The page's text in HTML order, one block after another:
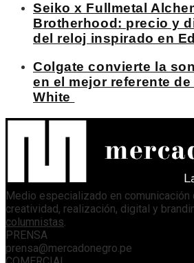
Seiko x Fullmetal
Brotherhood: precio y
del reloj inspirado en
Colgate convierte la
en el mejor referente
White
Medio especializado en comunicación
creatividad, realización, digital y
columnistas.
PRENSA
prensa@mercadonegro.pe